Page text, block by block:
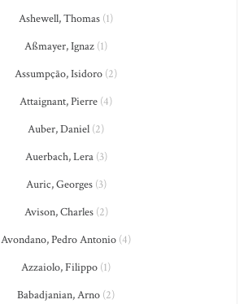
Ashewell, Thomas (1)
Aßmayer, Ignaz (1)
Assumpção, Isidoro (2)
Attaignant, Pierre (4)
Auber, Daniel (2)
Auerbach, Lera(3)
Auric, Georges(3)
Avison, Charles(2)
Avondano, Pedro Antonio (4)
Azzaiolo, Filippo (1)
Babadjanian, Arno (2)